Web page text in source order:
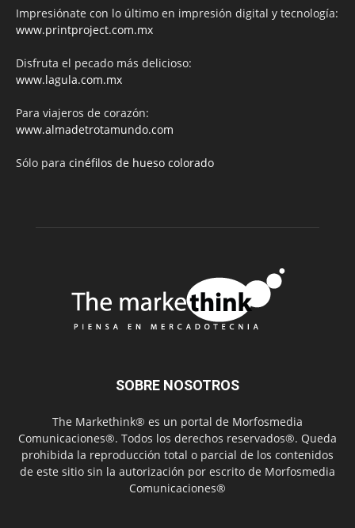
Impresiónate con lo último en impresión digital y tecnología:
www.printproject.com.mx
Disfruta el pecado más delicioso:
www.lagula.com.mx
Para viajeros de corazón:
www.almadetrotamundo.com
Sólo para cinéfilos de hueso colorado
SOBRE NOSOTROS
The Markethink® es un portal de Morfosmedia
Comunicaciones®. Todos los derechos reservados®. Queda
prohibida la reproducción total o parcial de los contenidos
de este sitio sin la autorización por escrito de Morfosmedia
Comunicaciones®